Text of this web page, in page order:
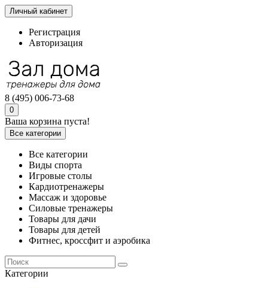
Личный кабинет
Регистрация
Авторизация
8 (495) 006-73-68
0
Ваша корзина пуста!
Все категории
Все категории
Виды спорта
Игровые столы
Кардиотренажеры
Массаж и здоровье
Силовые тренажеры
Товары для дачи
Товары для детей
Фитнес, кроссфит и аэробика
Категории